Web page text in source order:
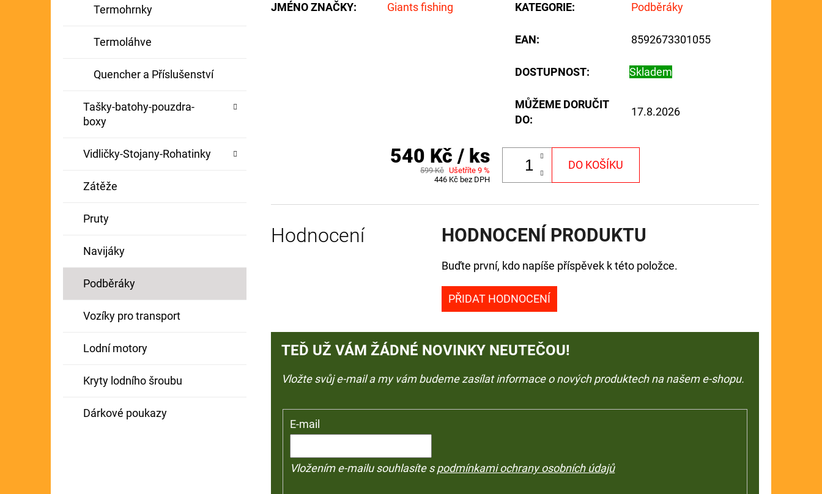
Termohrnky
Termoláhve
Quencher a Příslušenství
Tašky-batohy-pouzdra-
boxy
Vidličky-Stojany-Rohatinky
Zátěže
Pruty
Navijáky
Podběráky
Vozíky pro transport
Lodní motory
Kryty lodního šroubu
Dárkové poukazy
JMÉNO ZNAČKY: Giants fishing KATEGORIE: Podběráky
EAN: 8592673301055
DOSTUPNOST: Skladem
MŮŽEME DORUČIT
DO:
17.8.2026
540 Kč / ks
599 Kč Ušetříte 9 %
446 Kč bez DPH
DO KOŠÍKU
Hodnocení HODNOCENÍ PRODUKTU
Buďte první, kdo napíše příspěvek k této položce.
PŘIDAT HODNOCENÍ
TEĎ UŽ VÁM ŽÁDNÉ NOVINKY NEUTEČOU!
Vložte svůj e-mail a my vám budeme zasílat informace o nových produktech na našem e-shopu.
E-mail
Vložením e-mailu souhlasíte spodmínkami ochrany osobních údajů